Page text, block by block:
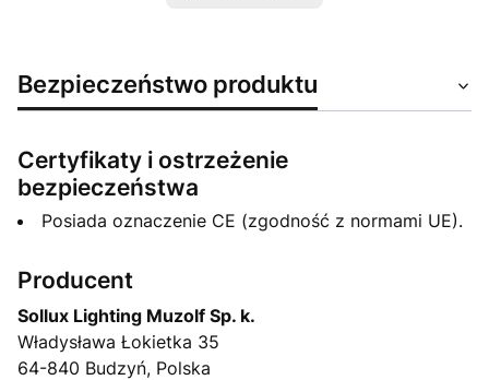
Bezpieczeństwo produktu
Certyfikaty i ostrzeżenie
bezpieczeństwa
Posiada oznaczenie CE (zgodność z normami UE).
Producent
Sollux Lighting Muzolf Sp. k.
Władysława Łokietka 35
64-840 Budzyń, Polska